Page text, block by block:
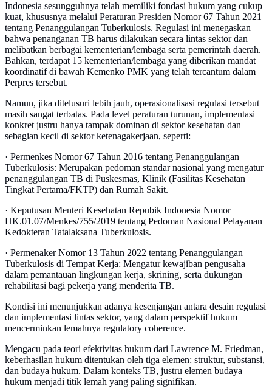
Indonesia sesungguhnya telah memiliki fondasi hukum yang cukup
kuat, khususnya melalui Peraturan Presiden Nomor 67 Tahun 2021
tentang Penanggulangan Tuberkulosis. Regulasi ini menegaskan
bahwa penanganan TB harus dilakukan secara lintas sektor dan
melibatkan berbagai kementerian/lembaga serta pemerintah daerah.
Bahkan, terdapat 15 kementerian/lembaga yang diberikan mandat
koordinatif di bawah Kemenko PMK yang telah tercantum dalam
Perpres tersebut.
Namun, jika ditelusuri lebih jauh, operasionalisasi regulasi tersebut
masih sangat terbatas. Pada level peraturan turunan, implementasi
konkret justru hanya tampak dominan di sektor kesehatan dan
sebagian kecil di sektor ketenagakerjaan, seperti:
· Permenkes Nomor 67 Tahun 2016 tentang Penanggulangan
Tuberkulosis: Merupakan pedoman standar nasional yang mengatur
penanggulangan TB di Puskesmas, Klinik (Fasilitas Kesehatan
Tingkat Pertama/FKTP) dan Rumah Sakit.
· Keputusan Menteri Kesehatan Repubik Indonesia Nomor
HK.01.07/Menkes/755/2019 tentang Pedoman Nasional Pelayanan
Kedokteran Tatalaksana Tuberkulosis.
· Permenaker Nomor 13 Tahun 2022 tentang Penanggulangan
Tuberkulosis di Tempat Kerja: Mengatur kewajiban pengusaha
dalam pemantauan lingkungan kerja, skrining, serta dukungan
rehabilitasi bagi pekerja yang menderita TB.
Kondisi ini menunjukkan adanya kesenjangan antara desain regulasi
dan implementasi lintas sektor, yang dalam perspektif hukum
mencerminkan lemahnya regulatory coherence.
Mengacu pada teori efektivitas hukum dari Lawrence M. Friedman,
keberhasilan hukum ditentukan oleh tiga elemen: struktur, substansi,
dan budaya hukum. Dalam konteks TB, justru elemen budaya
hukum menjadi titik lemah yang paling signifikan.